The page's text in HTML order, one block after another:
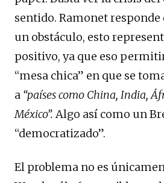
sentido. Ramonet responde
un obstáculo, esto
positivo, ya que eso
“mesa chica” en que se
a “países como China, India,
México”. Algo así como un
“democratizado”.
El problema no es